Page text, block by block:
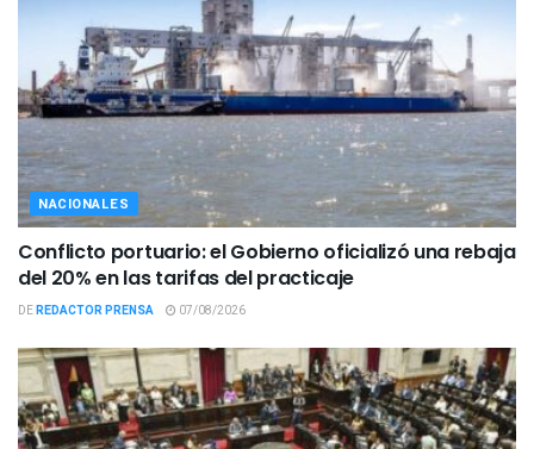
NACIONALES
Conflicto portuario: el Gobierno oficializó una rebaja
del 20% en las tarifas del practicaje
DEREDACTOR PRENSA 07/08/2026